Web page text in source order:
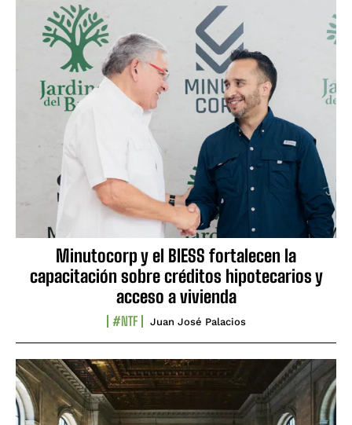
Minutocorp y el BIESS fortalecen la
capacitación sobre créditos hipotecarios y
acceso a vivienda
#NTF Juan José Palacios